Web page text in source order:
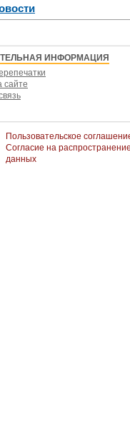
ИНФОРМАЦИЯ
сайте
Пользовательское
Согласие на
данных